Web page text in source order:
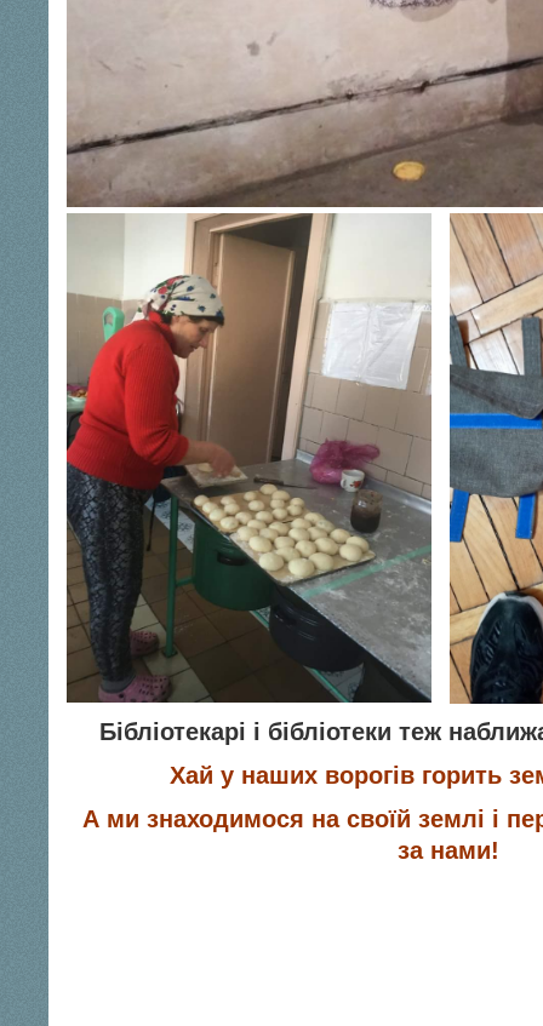
Бібліотекарі і бібліотеки теж
Хай у наших ворогів горить
А ми знаходимося на своїй землі і
за нами!